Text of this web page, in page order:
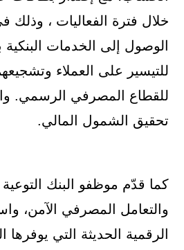
خلال فترة الفعاليات ، وذلك
الوصول إلى الخدمات
للتيسير على العملاء
للقطاع المصرفي الرسمي.
تحقيق الشمول المالي.
كما قدّم موظفو البنك التوعية
والتعامل المصرفي الآمن،
الرقمية الحديثة التي يوفرها